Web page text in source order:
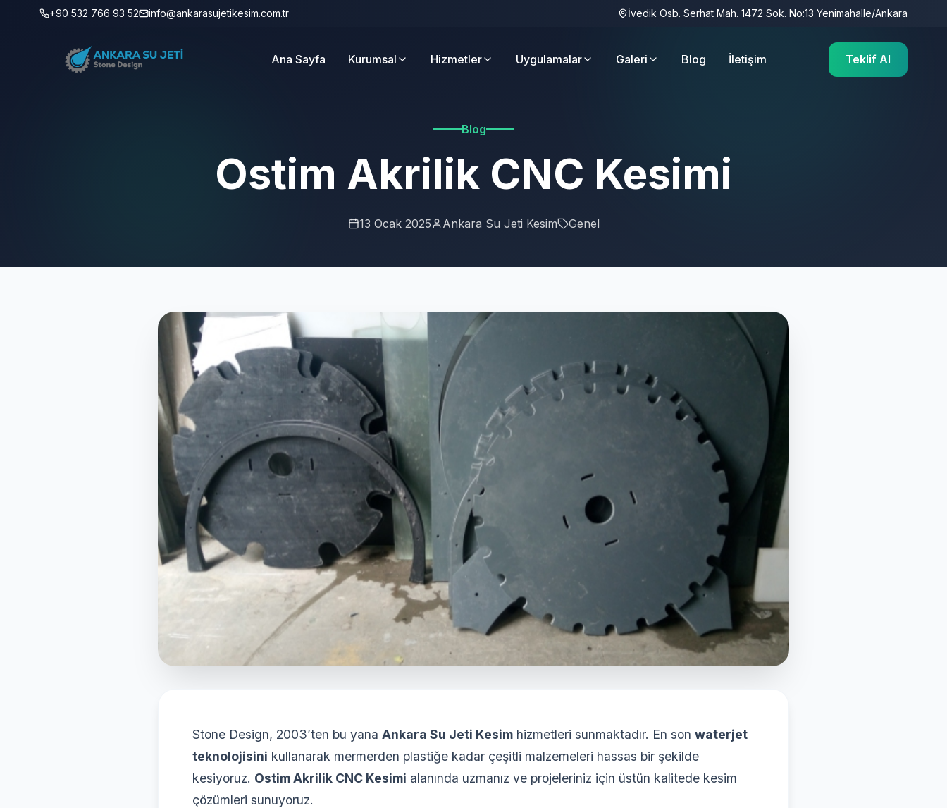
+90 532 766 93 52 info@ankarasujetikesim.com.tr İvedik Osb. Serhat Mah. 1472 Sok. No:13 Yenimahalle/Ankara
Ana Sayfa Kurumsal Hizmetler Uygulamalar Galeri Blog İletişim Teklif Al
Blog
Ostim Akrilik CNC Kesimi
13 Ocak 2025 Ankara Su Jeti Kesim Genel
Stone Design, 2003’ten bu yana Ankara Su Jeti Kesim hizmetleri sunmaktadır. En son waterjet
teknolojisini kullanarak mermerden plastiğe kadar çeşitli malzemeleri hassas bir şekilde
kesiyoruz. Ostim Akrilik CNC Kesimi alanında uzmanız ve projeleriniz için üstün kalitede kesim
çözümleri sunuyoruz.